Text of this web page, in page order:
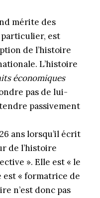
mérite des
est
de l’histoire
L’histoire
économiques
pas de lui-
passivement
ans lorsqu’il écrit
de l’histoire
». Elle est « le
est « formatrice de
n’est donc pas